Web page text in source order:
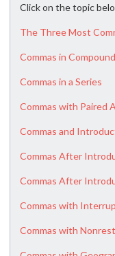
Click on the topic
The Three Most
Commas in
Commas in a Series
Commas with Paired
Commas and
Commas After
Commas After
Commas with
Commas with